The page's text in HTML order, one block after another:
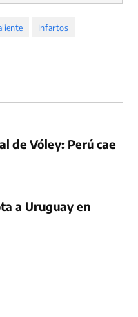
Infartos
de Vóley: Perú cae
a Uruguay en